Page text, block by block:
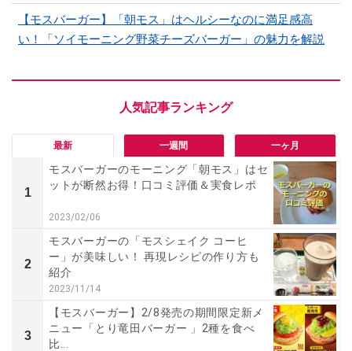
【モスバーガー】「朝モス」はヘルシーなのに満足感高
い！「ソイモーニング野菜チーズバーガー」の魅力を解説
最新 一週間 一ヶ月
1
モスバーガーのモーニング「朝モス」はセ
ットが断然お得！口コミ評価＆実食レポ
2023/02/06
2
モスバーガーの「モスシェイク コーヒ
ー」が美味しい！ 再現レシピの作り方も
紹介
2023/11/14
3
【モスバーガー】2/8発売の期間限定新メ
ニュー「とり竜田バーガー 」2種を食べ
比...